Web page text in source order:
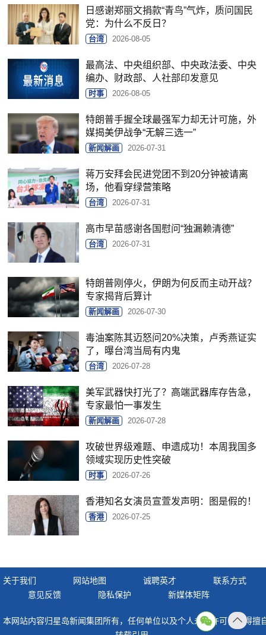
日感谢郑丽文捐款“青鸟”气炸，质问国民
党：为什么不反日？
台湾 2026-08-05
最高法、中央组织部、中央政法委、中央
编办、财政部、人社部印发意见
时事 2026-08-05
特朗普手握全球最强军力却无计可施，外
媒揭美伊战争“无解三选一”
新闻解画 2026-07-31
蒋万安拜会民进党团不到20分钟被请离
场，他看穿绿营策略
台湾 2026-07-31
高市早苗感谢各国慰问“独漏赖清德”
台湾 2026-07-31
特朗普刚停火，伊朗为何反而主动开战？
专家揭背后算计
新闻解画 2026-07-30
毒油案陈其迈怒问20%决策，卢秀燕证实
了，曝台湾当局有内鬼
台湾 2026-07-28
美军武器快打光了？高端武器库存告急，
专家最怕一事发生
新闻解画 2026-07-28
攻破世界级难题、申遗成功！本周我国多
领域实现历史性突破
时事 2026-07-26
香港知名女演员宣萱发声明：图是假的！
香港 2026-07-25
关于我们 网站地图 诚聘英才
联系方式
意见反馈
隐私保护 新媒体矩阵
本网站内容归星岛新闻集团所有，任何单位以及个人未经许可，不得擅